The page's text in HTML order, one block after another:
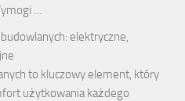
…
elektryczne,
to kluczowy element, który
użytkowania każdego